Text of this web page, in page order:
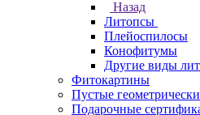
Назад
Литопсы
Плейоспилосы
Конофитумы
Другие виды
Фитокартины
Пустые
Подарочные